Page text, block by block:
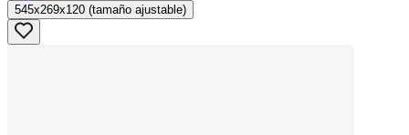
545x269x120 (tamaño ajustable)